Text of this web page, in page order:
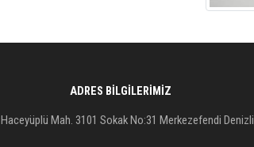
ADRES BILGILERIMIZ
Haceyüplü Mah. 3101 Sokak No:31 Merkezefendi Denizli